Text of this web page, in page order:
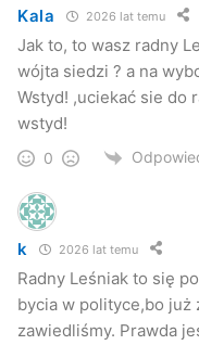
Budownictwa w
zatwierdzenie taryf
zaopatrzenie w wodę i
według którego,
kanalizacyjne świadczy
ścieków oraz brak jest
przeciętnych norm
Kala 2026 lat temu
Jak to, to wasz radny
wójta siedzi ? a na
Wstyd! ,uciekać sie do
wstyd!
0
k 2026 lat temu
Radny Leśniak to się
bycia w polityce,bo już
zawiedliśmy. Prawda